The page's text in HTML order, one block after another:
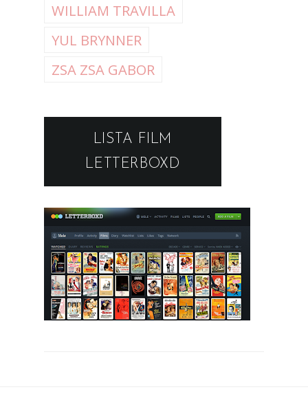
WILLIAM TRAVILLA
YUL BRYNNER
ZSA ZSA GABOR
LISTA FILM
LETTERBOXD